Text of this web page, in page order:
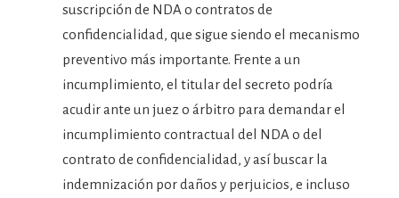
suscripción de NDA o contratos de
confidencialidad, que sigue siendo el mecanismo
preventivo más importante. Frente a un
incumplimiento, el titular del secreto podría
acudir ante un juez o árbitro para demandar el
incumplimiento contractual del NDA o del
contrato de confidencialidad, y así buscar la
indemnización por daños y perjuicios, e incluso